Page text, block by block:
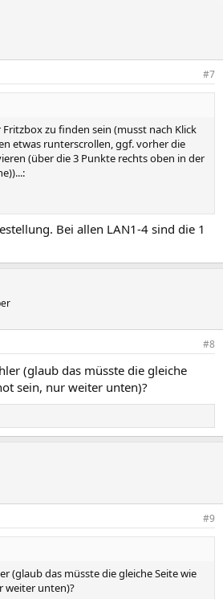
#7
zu finden sein (musst nach Klick
etwas runterscrollen, ggf. vorher die
(über die 3 Punkte rechts oben in der
Bei allen LAN1-4 sind die 1
#8
(glaub das müsste die gleiche
sein, nur weiter unten)?
#9
(glaub das müsste die gleiche Seite wie
weiter unten)?